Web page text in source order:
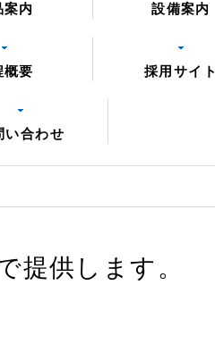
案内 設備案内
概要 採用サイト
い合わせ
提供します。